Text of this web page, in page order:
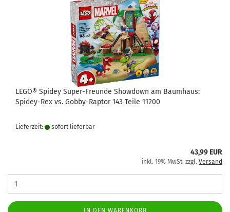
LEGO® Spidey Super-Freunde Showdown am Baumhaus:
Spidey-Rex vs. Gobby-Raptor 143 Teile 11200
Lieferzeit: sofort lie­fer­bar
43,99 EUR
inkl. 19% MwSt. zzgl. Versand
IN DEN WARENKORB